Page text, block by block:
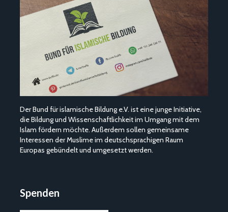
Der Bund für islamische Bildung e.V. ist eine junge Initiative,
die Bildung und Wissenschaftlichkeit im Umgang mit dem
Islam fördern möchte. Außerdem sollen gemeinsame
Interessen der Muslime im deutschsprachigen Raum
Europas gebündelt und umgesetzt werden.
Spenden